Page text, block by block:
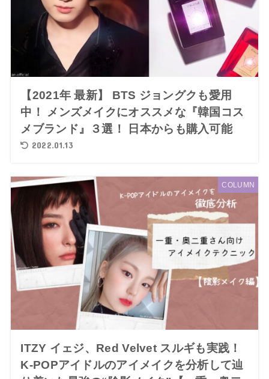
【2021年 最新】 BTS ジョングクも愛用
中！ メンズメイクにオススメな『韓国コス
メブランド』３選！ 日本からも購入可能
2022.01.13
COLUMN
ITZY イェジ、Red Velvet スルギも実践！
K-POPアイドルのアイメイクを分析して辿